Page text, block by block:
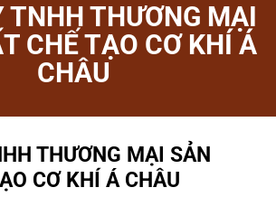
TNHH THƯƠNG MẠI
CHẾ TẠO CƠ KHÍ Á
CHÂU
THƯƠNG MẠI SẢN
CƠ KHÍ Á CHÂU